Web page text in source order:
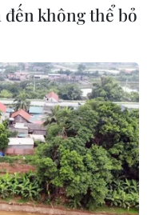
Hadi.không thể bỏ